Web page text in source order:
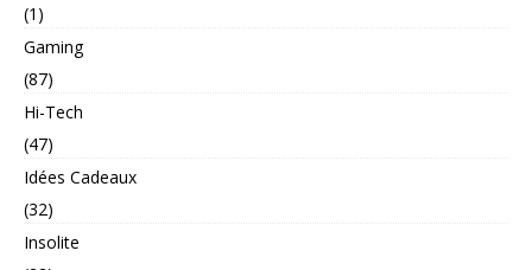
(1)
Gaming
(87)
Hi-Tech
(47)
Idées Cadeaux
(32)
Insolite